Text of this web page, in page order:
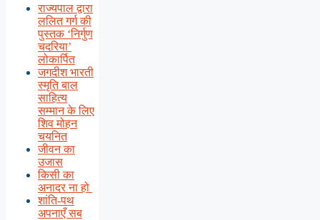
राज्यपाल द्वारा
ललित गर्ग की
पुस्तक ‘निर्गुण
चदरिया’
लोकार्पित
जगदीश भारती
स्मृति बाल
साहित्य
सम्मान के लिए
शिव मोहन
चयनित
जीवन का
उजास
किसी का
अनादर ना हो
शांति-पथ
अपनाएँ सब